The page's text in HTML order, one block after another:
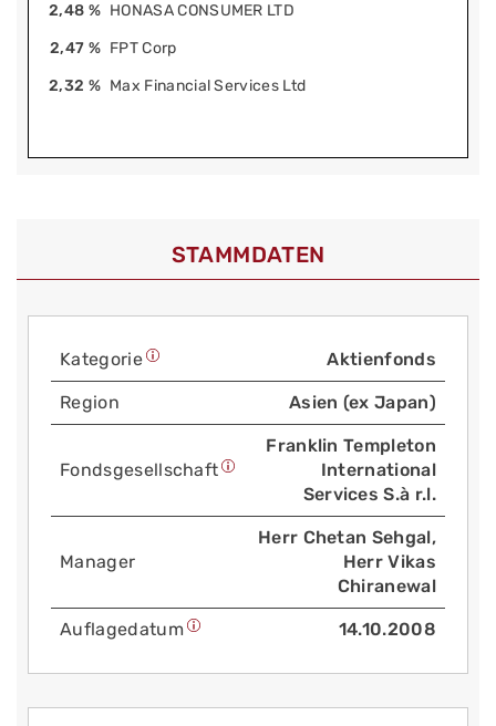
2,48 % HONASA CONSUMER LTD
2,47 % FPT Corp
2,32 % Max Financial Services Ltd
STAMMDATEN
Kategorie Aktienfonds
Region Asien (ex Japan)
Fonds­gesellschaft
Franklin Templeton
International
Services S.à r.l.
Manager
Herr Chetan Sehgal,
Herr Vikas
Chiranewal
Auflage­datum 14.10.2008